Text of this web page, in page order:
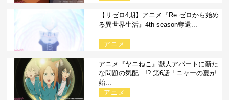
【リゼロ4期】アニメ『Re:ゼロから始め
る異世界生活』4th season奪還...
アニメ
アニメ『ヤニねこ』獣人アパートに新た
な問題の気配…!? 第6話「ニャーの夏が
始...
アニメ